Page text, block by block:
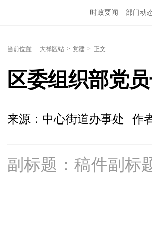
时政要闻 部门动
当前位置: 大祥区站 > 党建 > 正文
区委组织部党
来源：中心街道办事处 作
副标题：稿件副标